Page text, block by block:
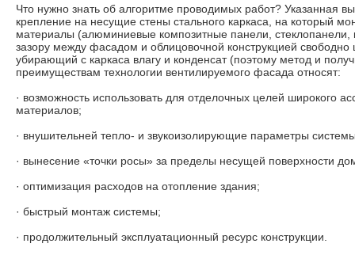
Что нужно знать об алгоритме проводимых работ? Указанная
крепление на несущие стены стального каркаса, на который
материалы (алюминиевые композитные панели, стеклопанели,
зазору между фасадом и облицовочной конструкцией свободно
убирающий с каркаса влагу и конденсат (поэтому метод и
преимуществам технологии вентилируемого фасада относят:
· возможность использовать для отделочных целей широкого
материалов;
· внушительней тепло- и звукоизолирующие параметры
· вынесение «точки росы» за пределы несущей поверхности
· оптимизация расходов на отопление здания;
· быстрый монтаж системы;
· продолжительный эксплуатационный ресурс конструкции.